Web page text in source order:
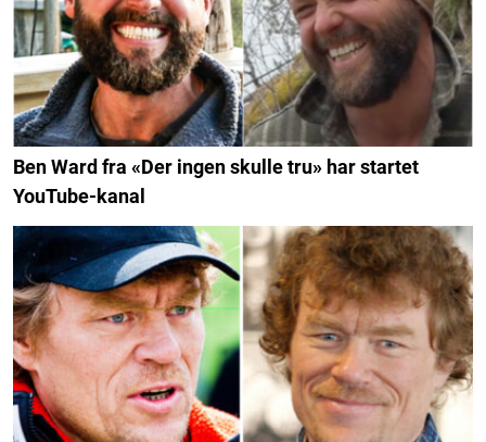
Ben Ward fra «Der ingen skulle tru» har startet
YouTube-kanal